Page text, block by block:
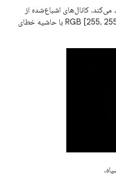
کانال‌های اشباع‌شده از
تصاویر سفید دارای مقادیر RGB [255، 255، 255] با حاشیه خطای